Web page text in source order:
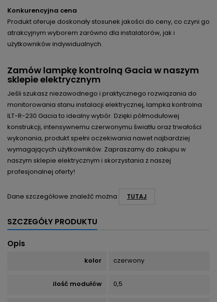
Konkurencyjna cena
Produkt oferuje doskonały stosunek jakości do ceny, co czyni go
atrakcyjnym wyborem zarówno dla instalatorów, jak i
użytkowników indywidualnych.
Zamów lampkę kontrolną Gacia w naszym
sklepie elektrycznym
Jeśli szukasz niezawodnego i praktycznego rozwiązania do
monitorowania stanu instalacji elektrycznej, lampka kontrolna
ILT-R-230 Gacia to idealny wybór. Dzięki półmodułowej
konstrukcji, intensywnemu czerwonymu światłu oraz trwałości
wykonania, produkt spełni oczekiwania nawet najbardziej
wymagających użytkowników. Zapraszamy do zakupu w
naszym sklepie elektrycznym i skorzystania z naszej
profesjonalnej oferty!
Dane szczegółowe znaleźć można TUTAJ
SZCZEGÓŁY PRODUKTU
Opis
kolor czerwony
ilość modułów 0,5